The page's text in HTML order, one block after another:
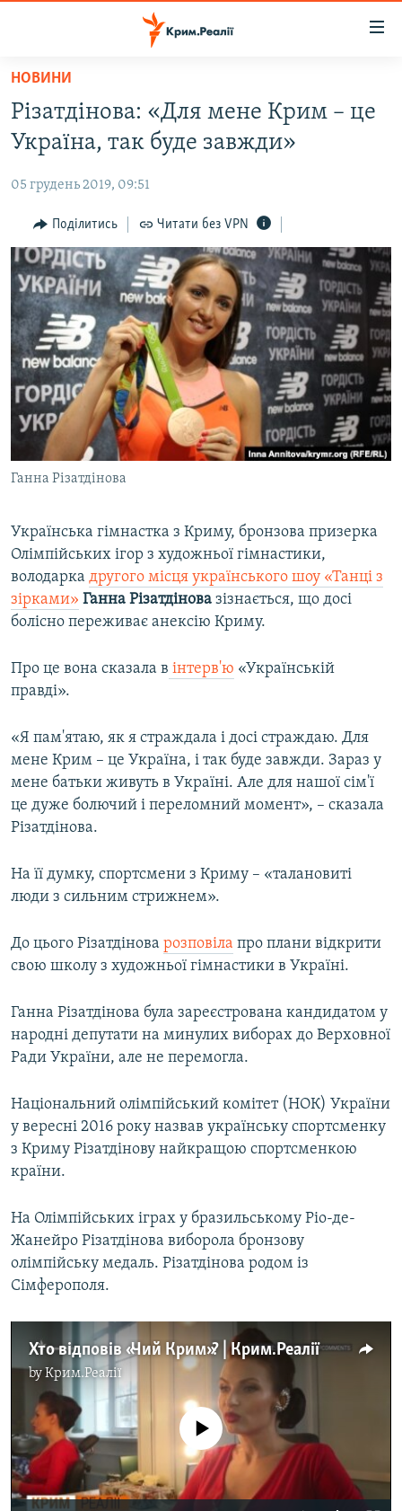
Перейти
основного
матеріалу
Перейти
до
навігації
Перейти
до
пошуку
ВОДА.КРИМ
ВІДЕО ТА ФОТО
ПОЛІТИКА
БЛОГИ
ПОГЛЯД
ІНТЕРВ'Ю
ВСЕ ЗА ДЕНЬ
СПЕЦПРОЕКТИ
ДЕПОРТАЦІЯ
ВІДЕОУРОКИ «ELIFBE»
СВІДЧЕННЯ ОКУПАЦІЇ
УКРАЇНСЬКА ПРОБЛЕМА КРИМУ
ЯК ОБІЙТИ БЛОКУВАННЯ
Русский
Qırımtatar
Усі сайти RFE/RL
НОВИНИ
Різатдінова: «Для мене Крим – це
Україна, так буде завжди»
05 грудень 2019, 09:51
Поділитись Читати без VPN
Ганна Різатдінова
Українська гімнастка з Криму, бронзова призерка
Олімпійських ігор з художньої гімнастики,
володарка другого місця українського шоу «Танці з
зірками» Ганна Різатдінова зізнається, що досі
болісно переживає анексію Криму.
Про це вона сказала в інтерв'ю «Українській
правді».
«Я пам'ятаю, як я страждала і досі страждаю. Для
мене Крим – це Україна, і так буде завжди. Зараз у
мене батьки живуть в Україні. Але для нашої сім'ї
це дуже болючий і переломний момент», – сказала
Різатдінова.
На її думку, спортсмени з Криму – «талановиті
люди з сильним стрижнем».
До цього Різатдінова розповіла про плани відкрити
свою школу з художньої гімнастики в Україні.
Ганна Різатдінова була зареєстрована кандидатом у
народні депутати на минулих виборах до Верховної
Ради України, але не перемогла.
Національний олімпійський комітет (НОК) України
у вересні 2016 року назвав українську спортсменку
з Криму Різатдінову найкращою спортсменкою
країни.
На Олімпійських іграх у бразильському Ріо-де-
Жанейро Різатдінова виборола бронзову
олімпійську медаль. Різатдінова родом із
Сімферополя.
Хто відповів «Чий Крим»? | Крим.Реалії
byКрим.Реалії
No media source currently available